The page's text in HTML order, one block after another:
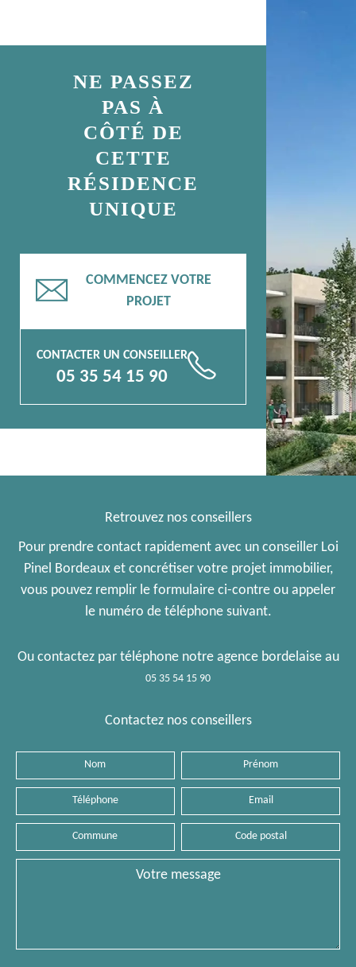
NE PASSEZ
PAS À
CÔTÉ DE
CETTE
RÉSIDENCE
UNIQUE
📧
COMMENCEZ VOTRE
PROJET
CONTACTER UN CONSEILLER
05 35 54 15 90 📞
Retrouvez nos conseillers
Pour prendre contact rapidement avec un conseiller Loi
Pinel Bordeaux et concrétiser votre projet immobilier,
vous pouvez remplir le formulaire ci-contre ou appeler
le numéro de téléphone suivant.
Ou contactez par téléphone notre agence bordelaise au
05 35 54 15 90
Contactez nos conseillers
Téléphone
Commune
postal